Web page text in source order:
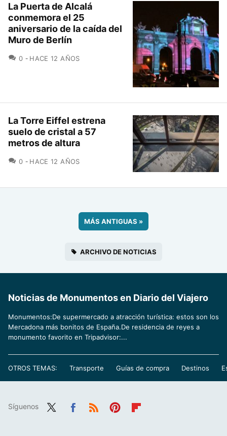
La Puerta de Alcalá
conmemora el 25
aniversario de la caída del
Muro de Berlín
0 COMENTARIOS
HACE 12 AÑOS
La Torre Eiffel estrena
suelo de cristal a 57
metros de altura
0 COMENTARIOS
HACE 12 AÑOS
MÁS ANTIGUAS »
ARCHIVO DE NOTICIAS
Noticias de Monumentos en Diario del Viajero
Monumentos:De supermercado a atracción turística: estos son los
Mercadona más bonitos de España.De residencia de reyes a
monumento favorito en Tripadvisor:...
OTROS TEMAS: Transporte Guías de compra Destinos
Síguenos